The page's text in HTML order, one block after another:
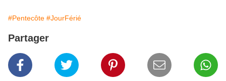
#Pentecôte #JourFérié
Partager